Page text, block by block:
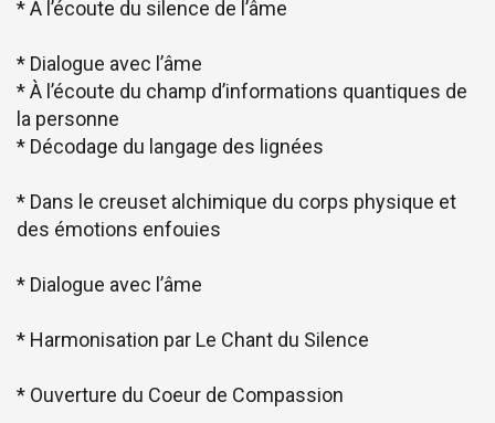
* À l’écoute du silence de l’âme
* Dialogue avec l’âme
* À l’écoute du champ d’informations quantiques de
la personne
* Décodage du langage des lignées
* Dans le creuset alchimique du corps physique et
des émotions enfouies
* Dialogue avec l’âme
* Harmonisation par Le Chant du Silence
* Ouverture du Coeur de Compassion